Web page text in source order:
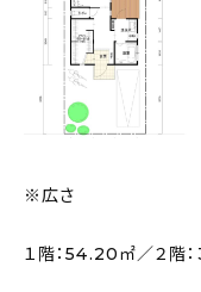
※広さ
１階：54.20㎡／２階